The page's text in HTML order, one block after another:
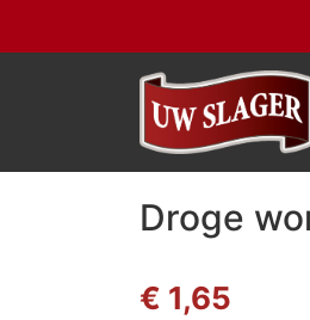
Droge
€ 1,65